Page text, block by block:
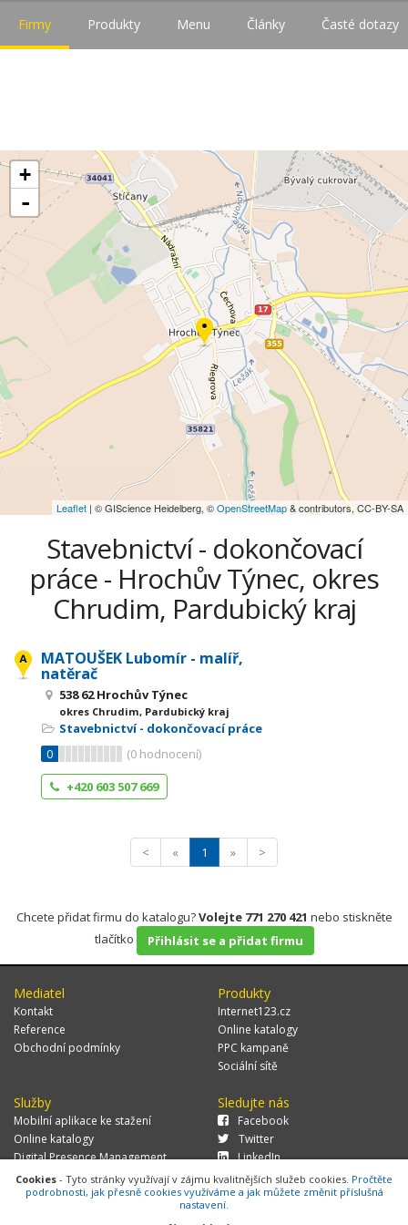
Firmy Produkty Menu Články Časté dotazy
+
-
Leaflet | © GIScience Heidelberg, ©OpenStreetMap& contributors, CC-BY-SA
Stavebnictví - dokončovací
práce - Hrochův Týnec, okres
Chrudim, Pardubický kraj
MATOUŠEK Lubomír - malíř,
natěrač
538 62 Hrochův Týnec
okres Chrudim, Pardubický kraj
Stavebnictví - dokončovací práce
0
(0 hodnocení)
+420 603 507 669
< « 1 » >
Chcete přidat firmu do katalogu?Volejte 771 270 421 nebo stiskněte
tlačítko
Přihlásit se a přidat firmu
Mediatel
Kontakt
Reference
Obchodní podmínky
Produkty
Internet123.cz
Online katalogy
PPC kampaně
Sociální sítě
Služby
Mobilní aplikace ke stažení
Online katalogy
Digital Presence Management
Více zákazníků
Sledujte nás
Facebook
Twitter
LinkedIn
Cookies - Tyto stránky využívají v zájmu kvalitnějších služeb cookies. Pročtěte
podrobnosti, jak přesně cookies využíváme a jak můžete změnit příslušná
nastavení.